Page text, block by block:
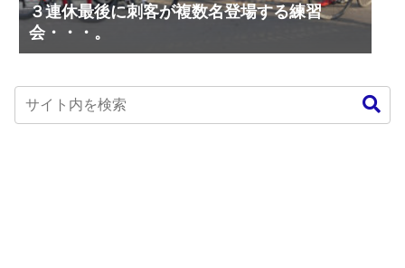
３連休最後に刺客が複数名登場する練習
会・・・。